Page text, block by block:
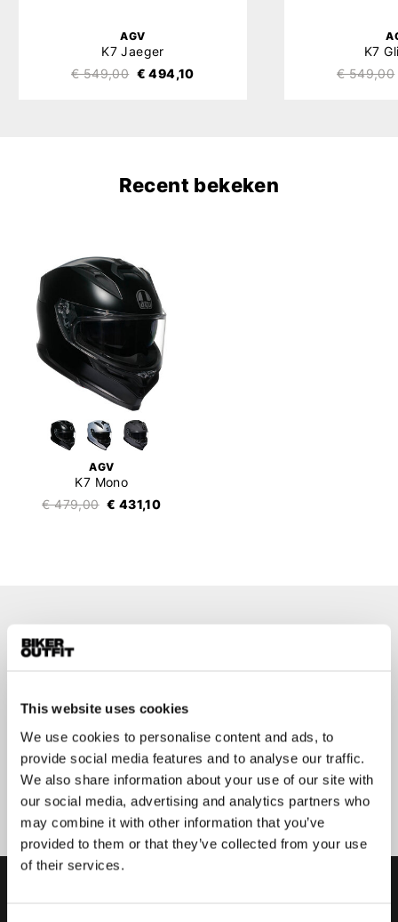
This website uses cookies
We use cookies to personalise content and ads, to
provide social media features and to analyse our traffic.
We also share information about your use of our site with
our social media, advertising and analytics partners who
may combine it with other information that you’ve
provided to them or that they’ve collected from your use
of their services.
AGV
K7 Jaeger
€ 549,00 € 494,10
K7
€ 549,00
Recent bekeken
AGV
K7 Mono
€ 479,00 € 431,10
Geen zorgen, wij zullen je niet spammen
Aanmelden